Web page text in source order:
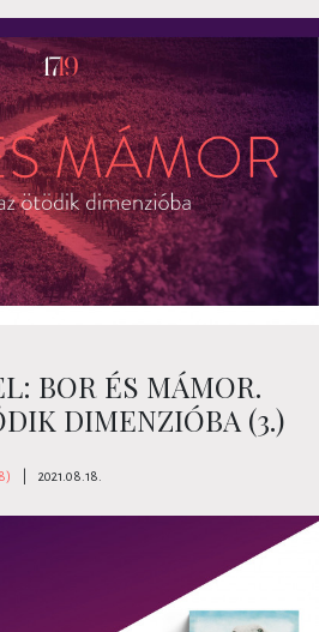
BOR ÉS MÁMOR.
DIMENZIÓBA (3.)
2021.08.18.